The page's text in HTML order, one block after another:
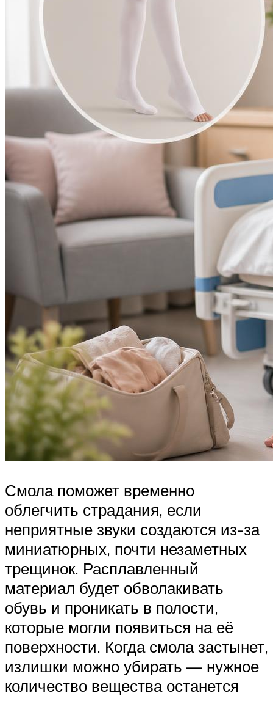
Смола поможет временно
облегчить страдания, если
неприятные звуки создаются из-за
миниатюрных, почти незаметных
трещинок. Расплавленный
материал будет обволакивать
обувь и проникать в полости,
которые могли появиться на её
поверхности. Когда смола застынет,
излишки можно убирать — нужное
количество вещества останется